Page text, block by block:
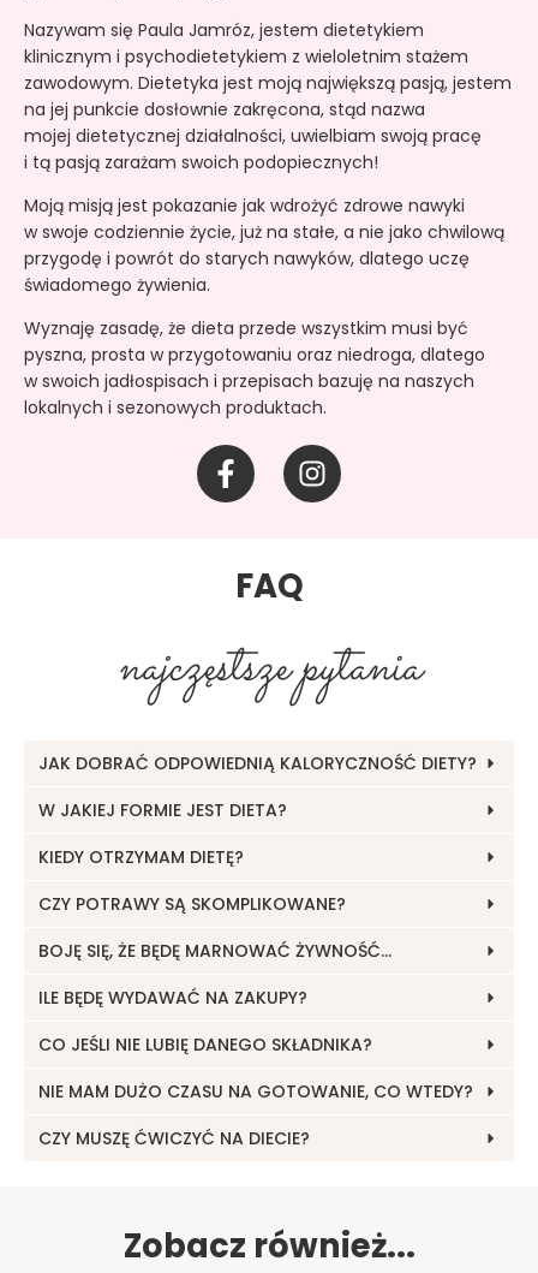
Nazywam się Paula Jamróz, jestem dietetykiem
klinicznym i psychodietetykiem z wieloletnim stażem
zawodowym. Dietetyka jest moją największą pasją, jestem
na jej punkcie dosłownie zakręcona, stąd nazwa
mojej dietetycznej działalności, uwielbiam swoją pracę
i tą pasją zarażam swoich podopiecznych!
Moją misją jest pokazanie jak wdrożyć zdrowe nawyki
w swoje codziennie życie, już na stałe, a nie jako chwilową
przygodę i powrót do starych nawyków, dlatego uczę
świadomego żywienia.
Wyznaję zasadę, że dieta przede wszystkim musi być
pyszna, prosta w przygotowaniu oraz niedroga, dlatego
w swoich jadłospisach i przepisach bazuję na naszych
lokalnych i sezonowych produktach.
F
a
c
b
o
k
-
I
n
s
a
m
FAQ
najczęstsze pytania
JAK DOBRAĆ ODPOWIEDNIĄ KALORYCZNOŚĆ DIETY?
W JAKIEJ FORMIE JEST DIETA?
KIEDY OTRZYMAM DIETĘ?
CZY POTRAWY SĄ SKOMPLIKOWANE?
BOJĘ SIĘ, ŻE BĘDĘ MARNOWAĆ ŻYWNOŚĆ…
ILE BĘDĘ WYDAWAĆ NA ZAKUPY?
CO JEŚLI NIE LUBIĘ DANEGO SKŁADNIKA?
NIE MAM DUŻO CZASU NA GOTOWANIE, CO WTEDY?
CZY MUSZĘ ĆWICZYĆ NA DIECIE?
Zobacz również...